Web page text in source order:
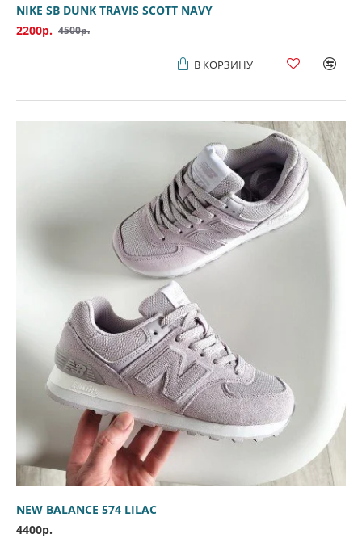
NIKE SB DUNK TRAVIS SCOTT NAVY
2200р. 4500р.
В КОРЗИНУ
NEW BALANCE 574 LILAC
4400р.